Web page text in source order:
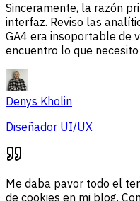
Sinceramente, la razón
interfaz. Reviso las
GA4 era insoportable de
encuentro lo que
Denys Kholin
Diseñador UI/UX
Me daba pavor todo el
de cookies en mi blog.